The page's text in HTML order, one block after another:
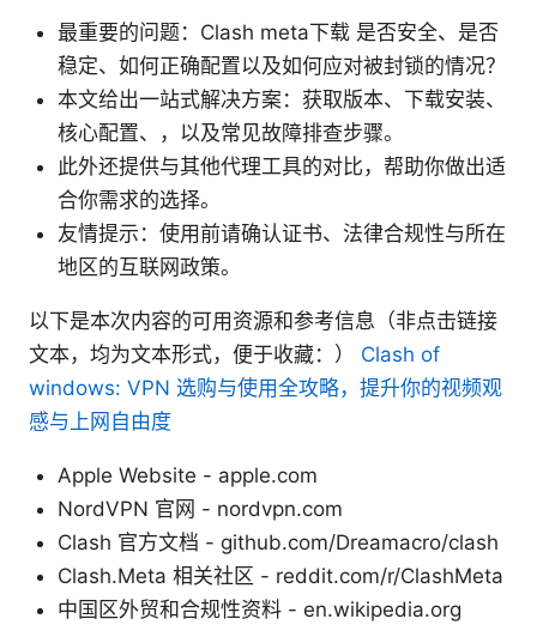
最重要的问题：Clash meta下载 是否安全、是否
稳定、如何正确配置以及如何应对被封锁的情况？
本文给出一站式解决方案：获取版本、下载安装、
核心配置、，以及常见故障排查步骤。
此外还提供与其他代理工具的对比，帮助你做出适
合你需求的选择。
友情提示：使用前请确认证书、法律合规性与所在
地区的互联网政策。
以下是本次内容的可用资源和参考信息（非点击链接
文本，均为文本形式，便于收藏：） Clash of
windows: VPN 选购与使用全攻略，提升你的视频观
感与上网自由度
Apple Website - apple.com
NordVPN 官网 - nordvpn.com
Clash 官方文档 - github.com/Dreamacro/clash
Clash.Meta 相关社区 - reddit.com/r/ClashMeta
中国区外贸和合规性资料 - en.wikipedia.org